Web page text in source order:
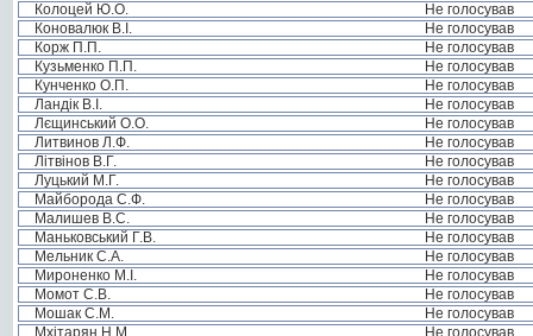
Колоцей Ю.О.
Не голосував
Коновалюк В.І.
Не голосував
Корж П.П.
Не голосував
Кузьменко П.П.
Не голосував
Кунченко О.П.
Не голосував
Ландік В.І.
Не голосував
Лєщинський О.О.
Не голосував
Литвинов Л.Ф.
Не голосував
Літвінов В.Г.
Не голосував
Луцький М.Г.
Не голосував
Майборода С.Ф.
Не голосував
Малишев В.С.
Не голосував
Маньковський Г.В.
Не голосував
Мельник С.А.
Не голосував
Мироненко М.І.
Не голосував
Момот С.В.
Не голосував
Мошак С.М.
Не голосував
Мхітарян Н.М.
Не голосував